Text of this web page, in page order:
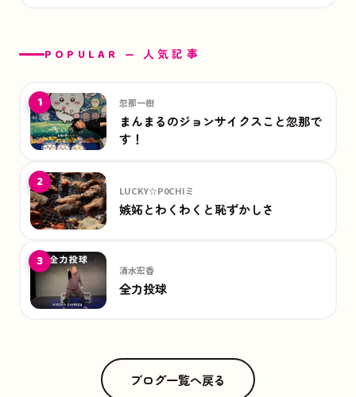
POPULAR — 人気記事
1 忽那一樹
まんまるのジョンサイクスこと忽那で
す！
2 LUCKY☆P0CHIミ
嫉妬とわくわくと恥ずかしさ
3 清水宏香
全力投球
ブログ一覧へ戻る